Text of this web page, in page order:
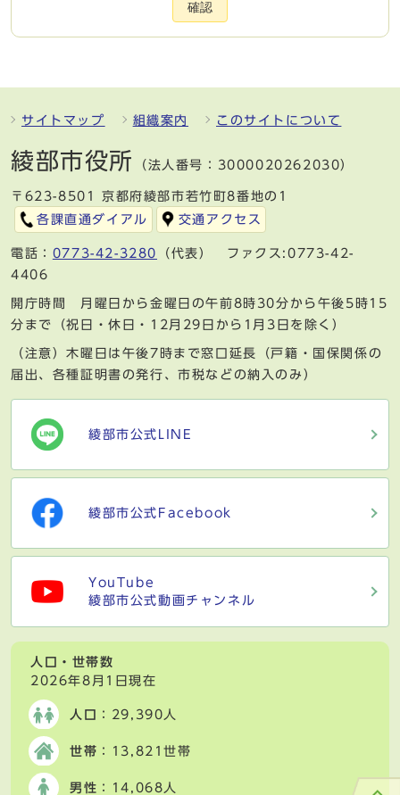
確認
サイトマップ 組織案内 このサイトについて
綾部市役所 （法人番号：3000020262030）
〒623-8501 京都府綾部市若竹町8番地の1
各課直通ダイアル
交通アクセス
電話： 0773-42-3280
（代表） ファクス:0773-42-
4406
開庁時間 月曜日から金曜日の午前8時30分から午後5時15
分まで（祝日・休日・12月29日から1月3日を除く）
（注意）木曜日は午後7時まで窓口延長（戸籍・国保関係の
届出、各種証明書の発行、市税などの納入のみ）
綾部市公式LINE
綾部市公式Facebook
YouTube
綾部市公式動画チャンネル
人口・世帯数
2026年8月1日現在
人口 ：29,390人
世帯 ：13,821世帯
男性 ：14,068人